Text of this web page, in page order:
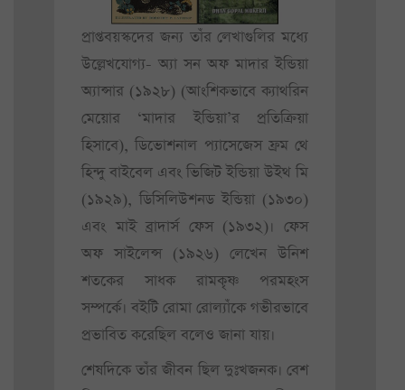
প্রাপ্তবয়স্কদের জন্য তাঁর লেখাগুলির মধ্যে
উল্লেখযোগ্য- অ্যা সন অফ মাদার ইন্ডিয়া
অ্যান্সার (১৯২৮) (আংশিকভাবে ক্যাথরিন
মেয়োর ‘মাদার ইন্ডিয়া’র প্রতিক্রিয়া
হিসাবে), ডিভোশনাল প্যাসেজেস ফ্রম থে
হিন্দু বাইবেল এবং ভিজিট ইন্ডিয়া উইথ মি
(১৯২৯), ডিসিলিউশনড ইন্ডিয়া (১৯৩০)
এবং মাই ব্রাদার্স ফেস (১৯৩২)। ফেস
অফ সাইলেন্স (১৯২৬) লেখেন উনিশ
শতকের সাধক রামকৃষ্ণ পরমহংস
সম্পর্কে। বইটি রোমা রোল্যাঁকে গভীরভাবে
প্রভাবিত করেছিল বলেও জানা যায়।
শেষদিকে তাঁর জীবন ছিল দুঃখজনক। বেশ